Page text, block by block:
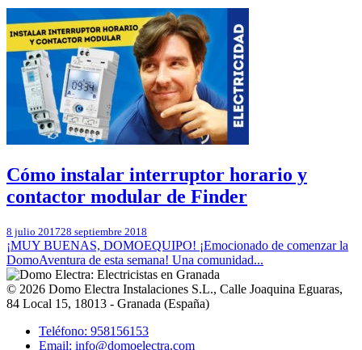
Cómo instalar interruptor horario y
contactor modular de Finder
8 julio 201728 septiembre 2018
¡MUY BUENAS, DOMOEQUIPO! ¡Emocionado de comenzar la
DomoAventura de esta semana! Una comunidad...
© 2026 Domo Electra Instalaciones S.L., Calle Joaquina Eguaras,
84 Local 15, 18013 - Granada (España)
Teléfono: 958156153
Email: info@domoelectra.com